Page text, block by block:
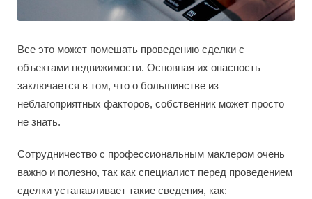
Все это может помешать проведению сделки с
объектами недвижимости. Основная их опасность
заключается в том, что о большинстве из
неблагоприятных факторов, собственник может просто
не знать.
Сотрудничество с профессиональным маклером очень
важно и полезно, так как специалист перед проведением
сделки устанавливает такие сведения, как: